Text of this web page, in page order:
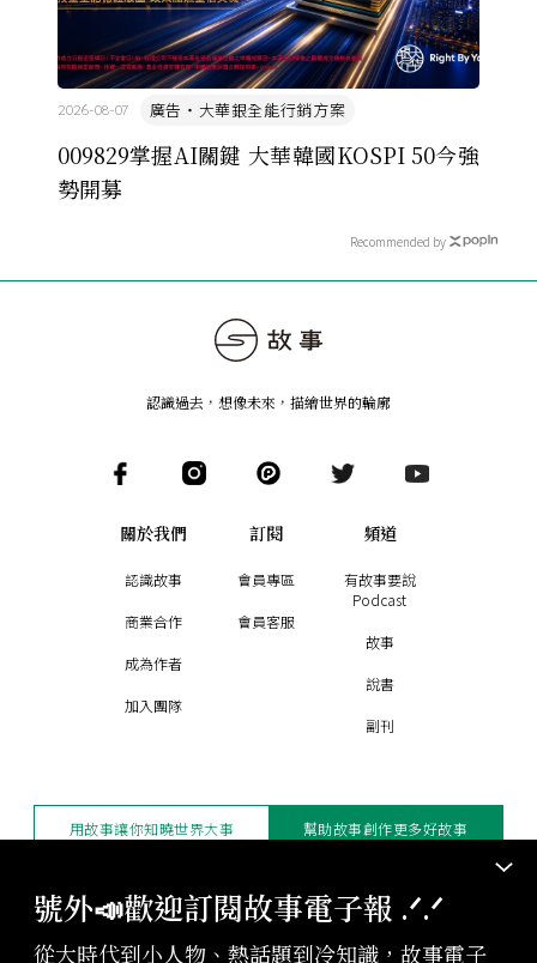
009829掌握AI關鍵 大華韓國KOSPI 50今強
勢開募
廣告・大華銀全能行銷方案
2026-08-07
Recommended by
號外📣歡迎訂閱故事電子報 .ᐟ‪‪.ᐟ
從大時代到小人物、熱話題到冷知識，故事電子
認識過去，想像未來 ， 描繪世界的輪廓
關於我們
認識故事
商業合作
成為作者
加入團隊
訂閱
會員專區
會員客服
頻道
有故事要說
Podcast
故事
說書
副刊
用故事讓你知曉世界大事 幫助故事創作更多好故事